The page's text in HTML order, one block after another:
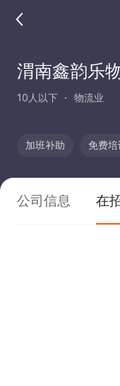
渭南鑫韵乐
10人以下 物流业
加班补助 免费培
公司信息 在